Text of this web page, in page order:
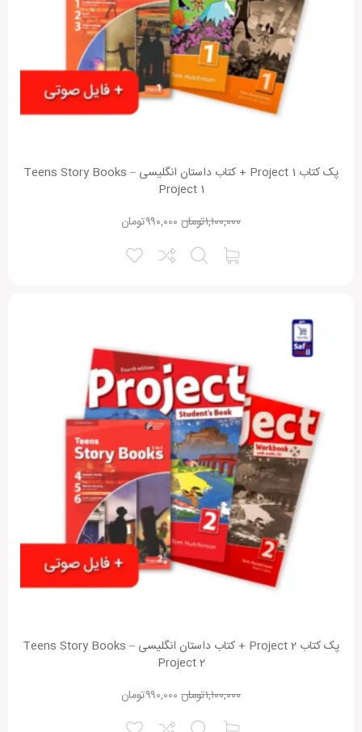
پک کتاب Project 1 + کتاب داستان انگلیسی Teens Story Books –
Project 1
تومان۱,۱۰۰,۰۰۰ تومان۹۹۰,۰۰۰
پک کتاب Project 2 + کتاب داستان انگلیسی Teens Story Books –
Project 2
تومان۱,۱۰۰,۰۰۰ تومان۹۹۰,۰۰۰